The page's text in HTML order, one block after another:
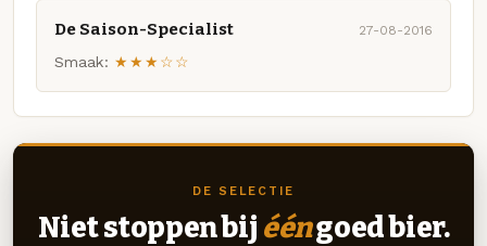
De Saison-Specialist 27-08-2016
Smaak: ★★★☆☆
DE SELECTIE
Niet stoppen bij ééngoed bier.